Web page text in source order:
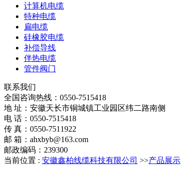
计算机电缆
特种电缆
扁电缆
硅橡胶电缆
补偿导线
伴热电缆
管件阀门
联系我们
全国咨询热线： 0550-7515418
地 址：安徽天长市铜城镇工业园区纬二路南侧
电 话：0550-7515418
传 真：0550-7511922
邮 箱：ahxbyb@163.com
邮政编码：239300
当前位置 : 安徽鑫柏线缆科技有限公司 >>产品展示